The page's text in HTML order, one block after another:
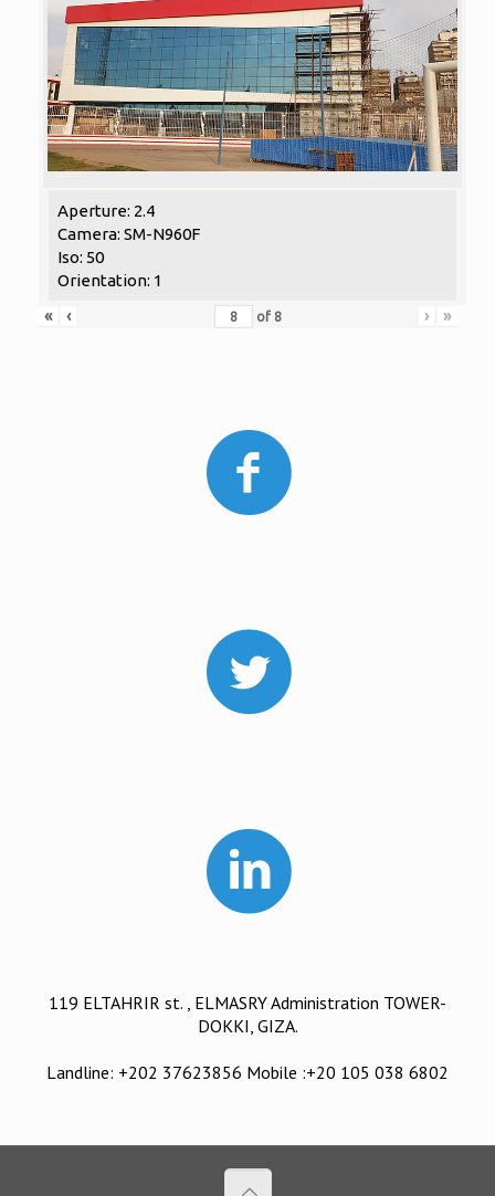
Aperture: 2.4
Camera: SM-N960F
Iso: 50
Orientation: 1
«
‹ of 8 › »
119 ELTAHRIR st. , ELMASRY Administration TOWER-
DOKKI, GIZA.
Landline: +202 37623856 Mobile :+20 105 038 6802